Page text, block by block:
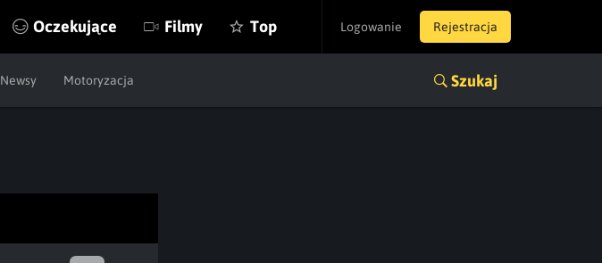
Logowanie Rejestracja
Oczekujące Filmy Top
Newsy Motoryzacja Szukaj